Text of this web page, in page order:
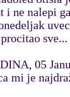
i ne nalepi
05
mi je